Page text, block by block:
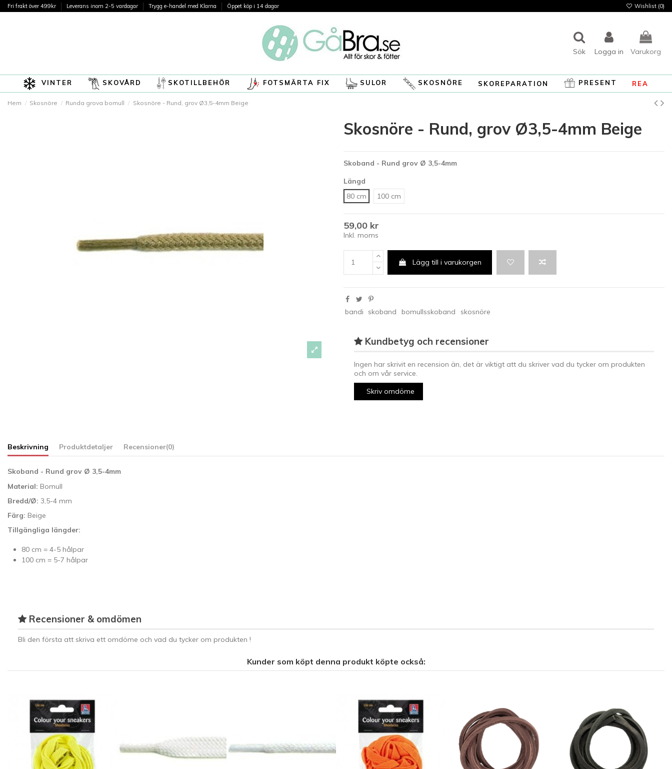
Fri frakt över 499kr Leverans inom 2-5 vardagar Trygg e-handel med Klarna Öppet köp i 14 dagar Wishlist (0)
Sök Logga in Varukorg
VINTER SKOVÅRD SKOTILLBEHÖR FOTSMÄRTA FIX SULOR SKOSNÖRE SKOREPARATION PRESENT REA
Hem Skosnöre Runda grova bomull Skosnöre - Rund, grov Ø3,5-4mm Beige
Skosnöre - Rund, grov Ø3,5-4mm Beige
Skoband - Rund grov Ø 3,5-4mm
Längd
80 cm
100 cm
59,00 kr
Inkl. moms
Lägg till i varukorgen
bandi skoband bomullsskoband skosnöre
Kundbetyg och recensioner
Ingen har skrivit en recension än, det är viktigt att du skriver vad du tycker om produkten
och om vår service.
Skriv omdöme
Beskrivning Produktdetaljer Recensioner(0)
Skoband - Rund grov Ø 3,5-4mm
Material: Bomull
Bredd/Ø: 3,5-4 mm
Färg: Beige
Tillgängliga längder:
80 cm = 4-5 hålpar
100 cm = 5-7 hålpar
Recensioner & omdömen
Bli den första att skriva ett omdöme och vad du tycker om produkten !
Kunder som köpt denna produkt köpte också: